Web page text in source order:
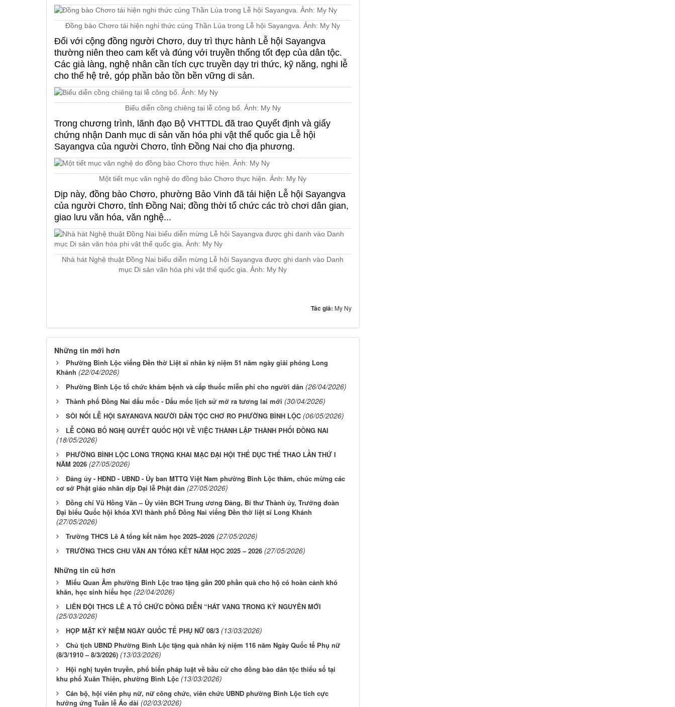
Đồng bào Chơro tái hiện nghi thức cúng Thần Lúa trong Lễ hội Sayangva. Ảnh: My Ny
Đối với cộng đồng người Chơro, duy trì thực hành Lễ hội Sayangva
thường niên theo cam kết và đúng với truyền thống tốt đẹp của dân tộc.
Các già làng, nghệ nhân cần tích cực truyền dạy tri thức, kỹ năng, nghi lễ
cho thế hệ trẻ, góp phần bảo tồn bền vững di sản.
Biểu diễn cồng chiêng tại lễ công bố. Ảnh: My Ny
Trong chương trình, lãnh đạo Bộ VHTTDL đã trao Quyết định và giấy
chứng nhận Danh mục di sản văn hóa phi vật thể quốc gia Lễ hội
Sayangva của người Chơro, tỉnh Đồng Nai cho địa phương.
Một tiết mục văn nghệ do đồng bào Chơro thực hiện. Ảnh: My Ny
Dịp này, đồng bào Chơro, phường Bảo Vinh đã tái hiện Lễ hội Sayangva
của người Chơro, tỉnh Đồng Nai; đồng thời tổ chức các trò chơi dân gian,
giao lưu văn hóa, văn nghệ...
Nhà hát Nghệ thuật Đồng Nai biểu diễn mừng Lễ hội Sayangva được ghi danh vào Danh
mục Di sản văn hóa phi vật thể quốc gia. Ảnh: My Ny
Tác giả: My Ny
Những tin mới hơn
Phường Bình Lộc viếng Đền thờ Liệt sĩ nhân kỷ niệm 51 năm ngày giải phóng Long
Khánh (22/04/2026)
Phường Bình Lộc tổ chức khám bệnh và cấp thuốc miễn phí cho người dân (26/04/2026)
Thành phố Đồng Nai dấu mốc - Dấu mốc lịch sử mở ra tương lai mới (30/04/2026)
SÔI NỔI LỄ HỘI SAYANGVA NGƯỜI DÂN TỘC CHƠ RO PHƯỜNG BÌNH LỘC (06/05/2026)
LỄ CÔNG BỐ NGHỊ QUYẾT QUỐC HỘI VỀ VIỆC THÀNH LẬP THÀNH PHỐI ĐỒNG NAI
(18/05/2026)
PHƯỜNG BÌNH LỘC LONG TRỌNG KHAI MẠC ĐẠI HỘI THỂ DỤC THỂ THAO LẦN THỨ I
NĂM 2026 (27/05/2026)
Đảng ủy - HĐND - UBND - Ủy ban MTTQ Việt Nam phường Bình Lộc thăm, chúc mừng các
cơ sở Phật giáo nhân dịp Đại lễ Phật đản (27/05/2026)
Đồng chí Vũ Hồng Văn – Ủy viên BCH Trung ương Đảng, Bí thư Thành ủy, Trưởng đoàn
Đại biểu Quốc hội khóa XVI thành phố Đồng Nai viếng Đền thờ liệt sĩ Long Khánh
(27/05/2026)
Trường THCS Lê A tổng kết năm học 2025–2026 (27/05/2026)
TRƯỜNG THCS CHU VĂN AN TỔNG KẾT NĂM HỌC 2025 – 2026 (27/05/2026)
Những tin cũ hơn
Miếu Quan Âm phường Bình Lộc trao tặng gần 200 phần quà cho hộ có hoàn cảnh khó
khăn, học sinh hiếu học (22/04/2026)
LIÊN ĐỘI THCS LÊ A TỔ CHỨC ĐỒNG DIỄN “HÁT VANG TRONG KỶ NGUYÊN MỚI
(25/03/2026)
HỌP MẶT KỶ NIỆM NGÀY QUỐC TẾ PHỤ NỮ 08/3 (13/03/2026)
Chủ tịch UBND Phường Bình Lộc tặng quà nhân kỷ niệm 116 năm Ngày Quốc tế Phụ nữ
(8/3/1910 – 8/3/2026) (13/03/2026)
Hội nghị tuyên truyền, phổ biến pháp luật về bầu cử cho đồng bào dân tộc thiểu số tại
khu phố Xuân Thiện, phường Bình Lộc (13/03/2026)
Cán bộ, hội viên phụ nữ, nữ công chức, viên chức UBND phường Bình Lộc tích cực
hưởng ứng Tuần lễ Áo dài (02/03/2026)